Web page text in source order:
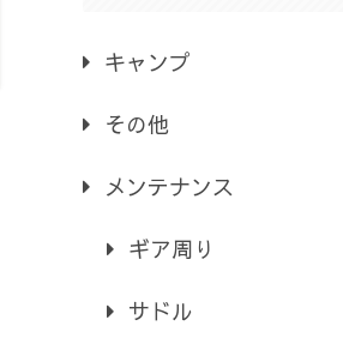
キャンプ
その他
メンテナンス
ギア周り
サドル